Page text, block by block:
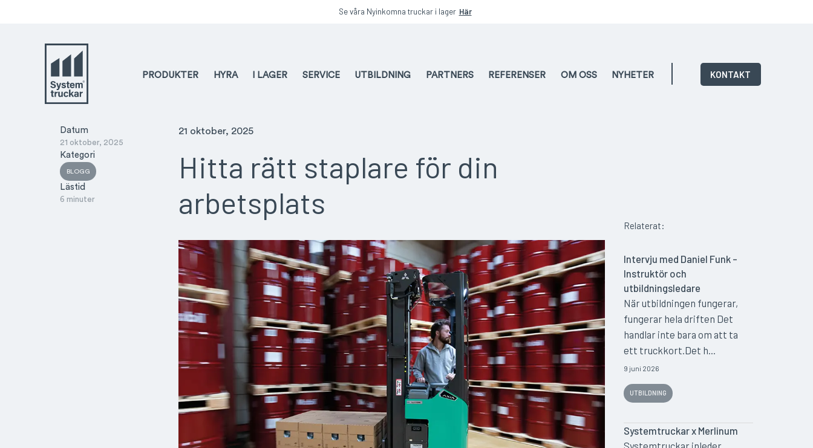
Se våra Nyinkomna truckar i lager Här
PRODUKTER HYRA I LAGER SERVICE UTBILDNING PARTNERS REFERENSER OM OSS NYHETER KONTAKT
Datum
21 oktober, 2025
Kategori
BLOGG
Lästid
6 minuter
21 oktober, 2025
Hitta rätt staplare för din
arbetsplats
Relaterat:
Intervju med Daniel Funk –
Instruktör och
utbildningsledare
När utbildningen fungerar,
fungerar hela driften Det
handlar inte bara om att ta
ett truckkort.Det h...
9 juni 2026
UTBILDNING
Systemtruckar x Merlinum